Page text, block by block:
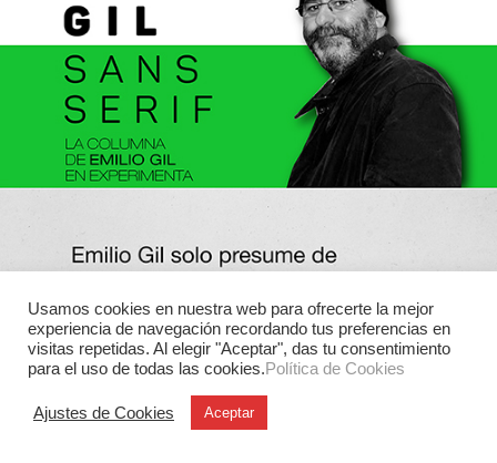
Usamos cookies en nuestra web para ofrecerte la mejor
experiencia de navegación recordando tus preferencias en
visitas repetidas. Al elegir "Aceptar", das tu consentimiento
para el uso de todas las cookies.Política de Cookies
Ajustes de Cookies Aceptar